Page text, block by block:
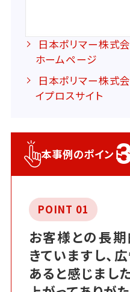
日本ポリマー株式
ホームページ
日本ポリマー株式
イプロスサイト
本事例のポイント
POINT 01
お客様との長
きていますし、
あると感じまし